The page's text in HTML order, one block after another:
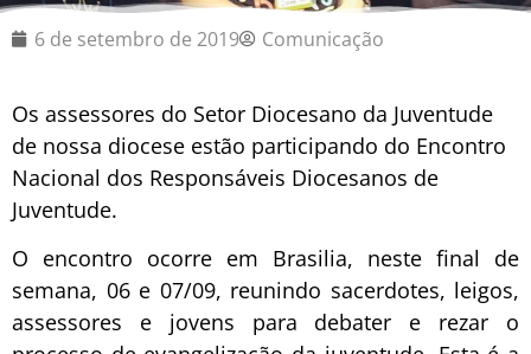
6 de setembro de 2019 Comunicação
Os assessores do Setor Diocesano da Juventude
de nossa diocese estão participando do Encontro
Nacional dos Responsáveis Diocesanos de
Juventude.
O encontro ocorre em Brasilia, neste final de
semana, 06 e 07/09, reunindo sacerdotes, leigos,
assessores e jovens para debater e rezar o